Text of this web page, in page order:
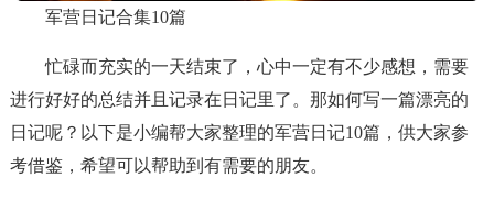
军营日记合集10篇
忙碌而充实的一天结束了，心中一定有不少感想，需要
进行好好的总结并且记录在日记里了。那如何写一篇漂亮的
日记呢？以下是小编帮大家整理的军营日记10篇，供大家参
考借鉴，希望可以帮助到有需要的朋友。